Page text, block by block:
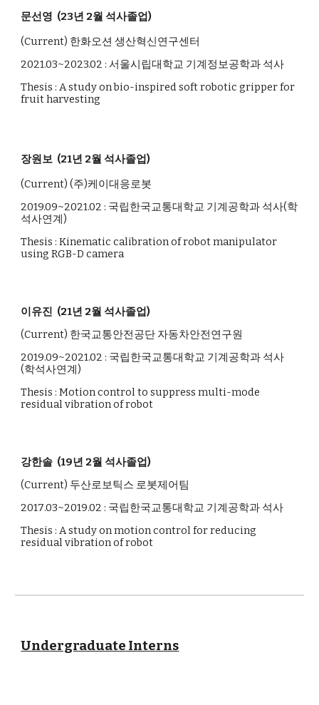
문선영 (23년 2월 석사졸업)
(Current) 한화오션 생산혁신연구센터
2021.03~2023.02 : 서울시립대학교 기계정보공학과 석사
Thesis :A study on bio-inspired soft robotic gripper for
fruit harvesting
장원보 (21년 2월 석사졸업)
(Current)(주)케이대응로봇
2019.09~2021.02 : 국립한국교통대학교 기계공학과 석사(학
석사연계)
Thesis : Kinematic calibration of robot manipulator
using RGB-D camera
이유진 (21년 2월 석사졸업)
(Current) 한국교통안전공단 자동차안전연구원
2019.09~2021.02 : 국립한국교통대학교 기계공학과 석사
(학석사연계)
Thesis : Motion control to suppress multi-mode
residual vibration of robot
강한솔 (19년 2월 석사졸업)
(Current) 두산로보틱스 로봇제어팀
2017.03~2019.02 : 국립한국교통대학교 기계공학과 석사
Thesis : A study on motion control for reducing
residual vibration of robot
Undergraduate Interns